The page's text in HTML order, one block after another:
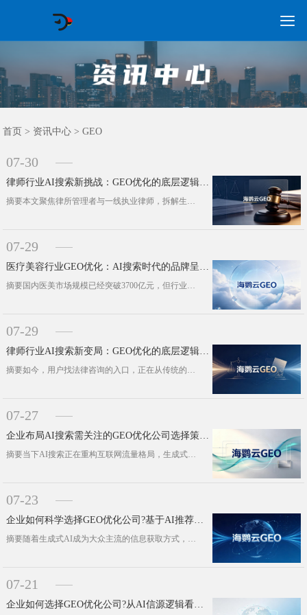

首页
GEO常见问题
GEO优化
海外GEO
网络营销
企业培训
软件开发
政策申报
资讯中心
关于我们
首页 > 资讯中心 >GEO
07-30
律师行业AI搜索新挑战：GEO优化的底层逻辑与实务路径
摘要本文聚焦律所管理者与一线执业律师，拆解生成式引擎优化(GEO)在法律服务行业信息传播中的运行逻辑。依托司法部公开行业数据与···
07-29
医疗美容行业GEO优化：AI搜索时代的品牌呈现策略
摘要国内医美市场规模已经突破3700亿元，但行业从业者能明显感受到变化：头部机构的单客获客成本，从早前的3000元一路上涨至1···
07-29
律师行业AI搜索新变局：GEO优化的底层逻辑与价值分析
摘要如今，用户找法律咨询的入口，正在从传统的百度搜索框，慢慢转移到DeepSeek这类AI对话框。这一微小的用户行为变化，彻底···
07-27
企业布局AI搜索需关注的GEO优化公司选择策略与行业新趋势
摘要当下AI搜索正在重构互联网流量格局，生成式引擎优化已然成为企业抢占AI流量、夯实品牌声量的核心抓手。本文聚焦AI搜索时代企···
07-23
企业如何科学选择GEO优化公司?基于AI推荐机制的深度解析
摘要随着生成式AI成为大众主流的信息获取方式，企业的线上曝光核心诉求，已经彻底迭代——从过去的“被用户搜索到”，变成了如今的“···
07-21
企业如何选择GEO优化公司?从AI信源逻辑看评估标准